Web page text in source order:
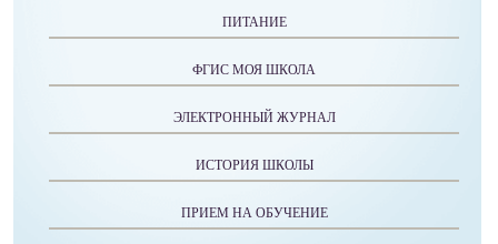
ПИТАНИЕ
ФГИС МОЯ ШКОЛА
ЭЛЕКТРОННЫЙ ЖУРНАЛ
ИСТОРИЯ ШКОЛЫ
ПРИЕМ НА ОБУЧЕНИЕ